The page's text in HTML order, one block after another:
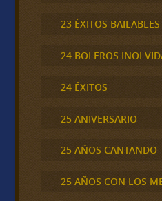
23 ÉXITOS BAILABLES
24 BOLEROS
24 ÉXITOS
25 ANIVERSARIO
25 AÑOS CANTANDO
25 AÑOS CON LOS